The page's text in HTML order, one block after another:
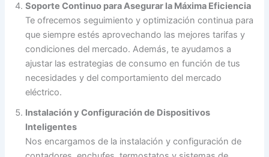
Soporte Continuo para Asegurar la Máxima Eficiencia
Te ofrecemos seguimiento y optimización continua para
que siempre estés aprovechando las mejores tarifas y
condiciones del mercado. Además, te ayudamos a
ajustar las estrategias de consumo en función de tus
necesidades y del comportamiento del mercado
eléctrico.
Instalación y Configuración de Dispositivos
Inteligentes
Nos encargamos de la instalación y configuración de